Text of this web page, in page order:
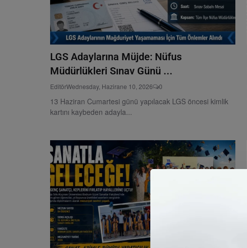
LGS Adaylarına Müjde: Nüfus
Müdürlükleri Sınav Günü ...
EditörWednesday, Hazirane 10, 2026 0
13 Haziran Cumartesi günü yapılacak LGS öncesi kimlik
kartını kaybeden adayla...